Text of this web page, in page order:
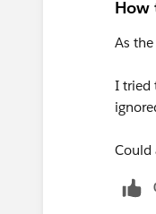
How
As
I tried
Could